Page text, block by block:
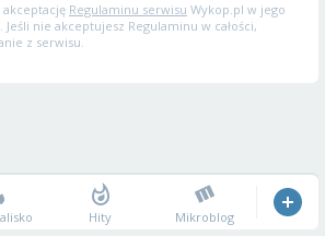
akceptację Regulaminu serwisu Wykop.pl w jego
nie akceptujesz Regulaminu w całości,
z serwisu.
Hity Mikroblog